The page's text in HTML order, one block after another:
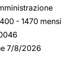
- 1470
7/8/2026